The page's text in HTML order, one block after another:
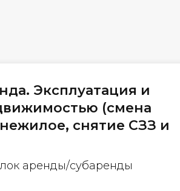
Эксплуатация и
(смена
снятие СЗЗ и
аренды/субаренды